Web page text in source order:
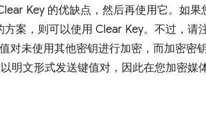
Key 的优缺点，然后再使用它。如果
案，则可以使用 Clear Key。不过，请
对未使用其他密钥进行加密，而加密密
明文形式发送键值对，因此在您加密媒